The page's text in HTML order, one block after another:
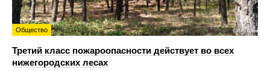
Общество
Третий класс пожароопасности действует во всех
нижегородских лесах